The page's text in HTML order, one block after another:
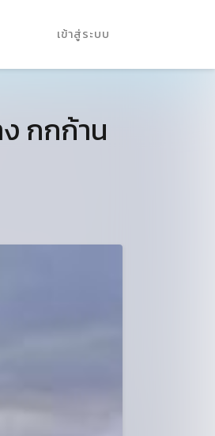
เข้าสู่ระบบ
กกก้าน